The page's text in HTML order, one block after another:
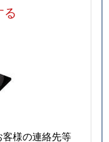
る
様の連絡先等